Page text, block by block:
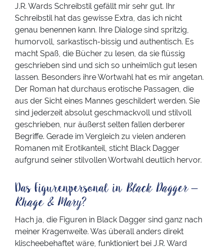
J.R. Wards Schreibstil gefällt mir sehr gut. Ihr
Schreibstil hat das gewisse Extra, das ich nicht
genau benennen kann. Ihre Dialoge sind spritzig,
humorvoll, sarkastisch-bissig und authentisch. Es
macht Spaß, die Bücher zu lesen, da sie flüssig
geschrieben sind und sich so unheimlich gut lesen
lassen. Besonders ihre Wortwahl hat es mir angetan.
Der Roman hat durchaus erotische Passagen, die
aus der Sicht eines Mannes geschildert werden. Sie
sind jederzeit absolut geschmackvoll und stilvoll
geschrieben, nur äußerst selten fallen derberer
Begriffe. Gerade im Vergleich zu vielen anderen
Romanen mit Erotikanteil, sticht Black Dagger
aufgrund seiner stilvollen Wortwahl deutlich hervor.
Das Figurenpersonal in Black Dagger –
Rhage & Mary?
Hach ja, die Figuren in Black Dagger sind ganz nach
meiner Kragenweite. Was überall anders direkt
klischeebehaftet wäre, funktioniert bei J.R. Ward